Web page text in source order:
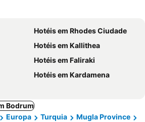
Hotéis em Rhodes Ciudade
Hotéis em Kallithea
Hotéis em Faliraki
Hotéis em Kardamena
Bodrum
Europa Turquia
Mugla Province